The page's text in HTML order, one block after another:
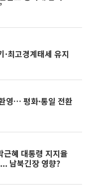
최고경계태세 유지
영… 평화·통일 전환
근혜 대통령 지지율
남북긴장 영향?